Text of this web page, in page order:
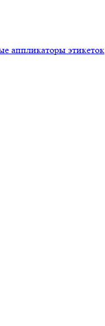
аппликаторы этикеток